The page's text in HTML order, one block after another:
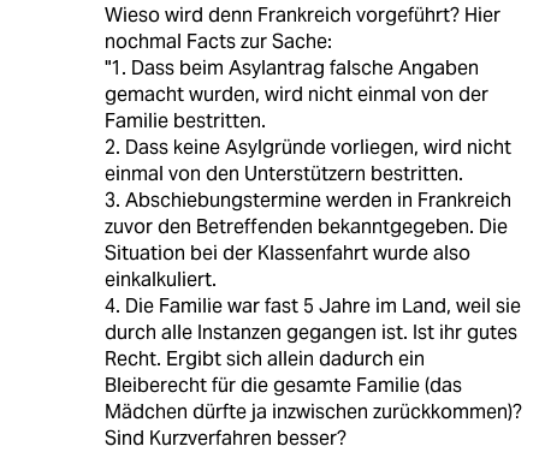
Wieso wird denn Frankreich vorgeführt? Hier
nochmal Facts zur Sache:
"1. Dass beim Asylantrag falsche Angaben
gemacht wurden, wird nicht einmal von der
Familie bestritten.
2. Dass keine Asylgründe vorliegen, wird nicht
einmal von den Unterstützern bestritten.
3. Abschiebungstermine werden in Frankreich
zuvor den Betreffenden bekanntgegeben. Die
Situation bei der Klassenfahrt wurde also
einkalkuliert.
4. Die Familie war fast 5 Jahre im Land, weil sie
durch alle Instanzen gegangen ist. Ist ihr gutes
Recht. Ergibt sich allein dadurch ein
Bleiberecht für die gesamte Familie (das
Mädchen dürfte ja inzwischen zurückkommen)?
Sind Kurzverfahren besser?